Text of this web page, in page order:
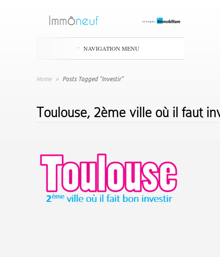
NAVIGATION MENU
Home » Posts Tagged "Investir"
Toulouse, 2ème ville où il faut